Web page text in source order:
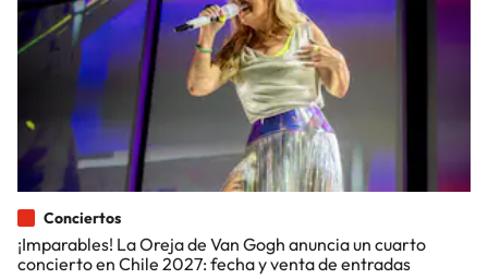
Conciertos
¡Imparables! La Oreja de Van Gogh anuncia un cuarto
concierto en Chile 2027: fecha y venta de entradas